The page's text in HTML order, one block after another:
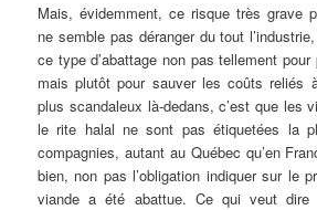
Mais, évidemment, ce risque très grave
ne semble pas déranger du tout
ce type d’abattage non pas tellement
mais plutôt pour sauver les coûts reliés
plus scandaleux là-dedans, c’est que les
le rite halal ne sont pas étiquetées la
compagnies, autant au Québec qu’en
bien, non pas l’obligation indiquer sur le
viande a été abattue. Ce qui veut dire